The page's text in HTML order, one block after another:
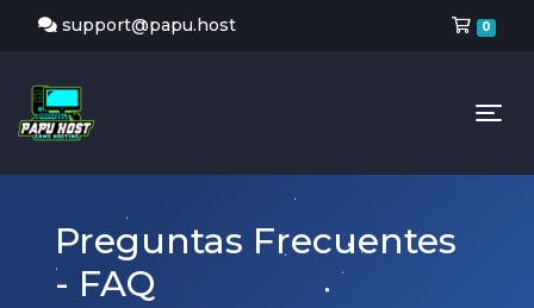
support@papu.host 0
Preguntas Frecuentes
- FAQ